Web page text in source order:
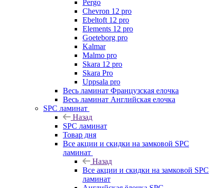
Pergo
Chevron 12 pro
Ebeltoft 12 pro
Elements 12 pro
Goeteborg pro
Kalmar
Malmo pro
Skara 12 pro
Skara Pro
Uppsala pro
Весь ламинат Французская елочка
Весь ламинат Английская елочка
SPC ламинат
Назад
SPC ламинат
Товар дня
Все акции и скидки на замковой SPC
ламинат
Назад
Все акции и скидки на замковой SPC
ламинат